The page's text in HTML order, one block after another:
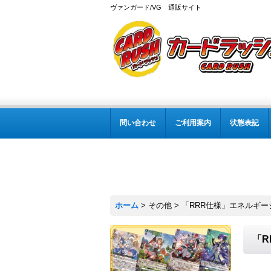
ヴァンガード/VG 通販サイト
問い合わせ ご利用案内 状態表記
ホーム > その他 > 「RRR仕様」エネルギ
「